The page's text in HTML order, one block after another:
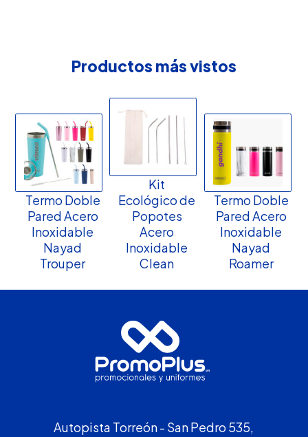
Productos más vistos
Termo Doble
Pared Acero
Inoxidable
Nayad
Trouper
Kit
Ecológico de
Popotes
Acero
Inoxidable
Clean
Termo Doble
Pared Acero
Inoxidable
Nayad
Roamer
Autopista Torreón - San Pedro 535,